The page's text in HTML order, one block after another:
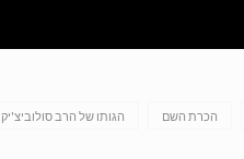
הגותו של הרב סולוביצ'יק הכרת השם